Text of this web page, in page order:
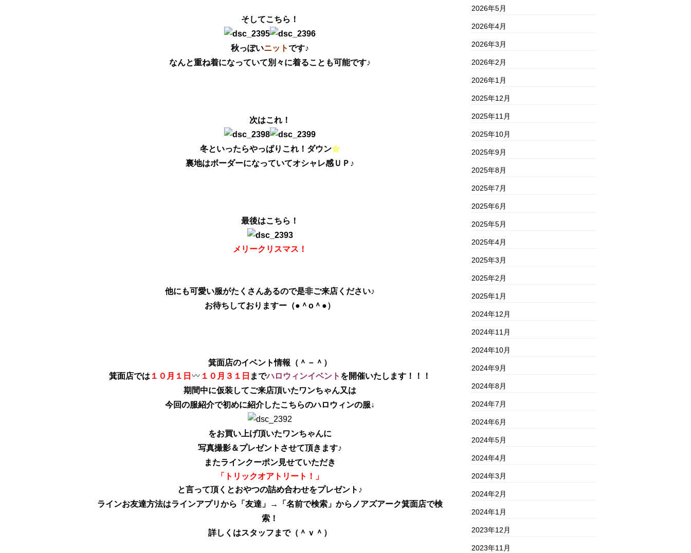
そしてこちら！
秋っぽいニットです♪
なんと重ね着になっていて別々に着ることも可能です♪
次はこれ！
冬といったらやっぱりこれ！ダウン☆
裏地はボーダーになっていてオシャレ感ＵＰ♪
最後はこちら！
メリークリスマス！
他にも可愛い服がたくさんあるので是非ご来店ください♪
お待ちしておりますー（●＾o＾●）
箕面店のイベント情報（＾－＾）
箕面店では １０月１日 １０月３１日 までハロウィンイベント を開催いたします！！！
期間中に仮装してご来店頂いたワンちゃん又は
今回の服紹介で初めに紹介したこちらのハロウィンの服↓
をお買い上げ頂いたワンちゃんに
写真撮影＆プレゼントさせて頂きます♪
またラインクーポン見せていただき
「トリックオアトリート！」
と言って頂くとおやつの詰め合わせをプレゼント♪
ラインお友達方法はラインアプリから「友達」→「名前で検索」からノアズアーク箕面店で検
索！
詳しくはスタッフまで（＾ｖ＾）
2026年5月
2026年4月
2026年3月
2026年2月
2026年1月
2025年12月
2025年11月
2025年10月
2025年9月
2025年8月
2025年7月
2025年6月
2025年5月
2025年4月
2025年3月
2025年2月
2025年1月
2024年12月
2024年11月
2024年10月
2024年9月
2024年8月
2024年7月
2024年6月
2024年5月
2024年4月
2024年3月
2024年2月
2024年1月
2023年12月
2023年11月